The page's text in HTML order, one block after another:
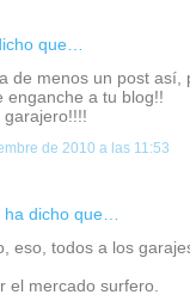
que…
de menos un post así,
enganche a tu blog!!
garajero!!!!
de 2010 a las 11:53
ha dicho que…
eso, todos a los
el mercado surfero.